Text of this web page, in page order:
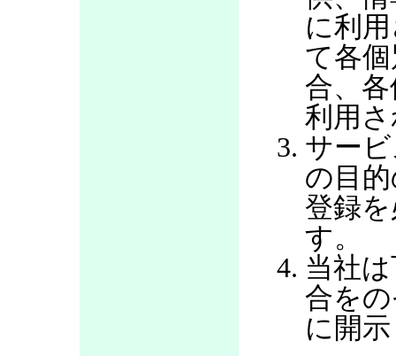
に利
て各
合、
利用
サー
の目
登録
す。
当社
合を
に開